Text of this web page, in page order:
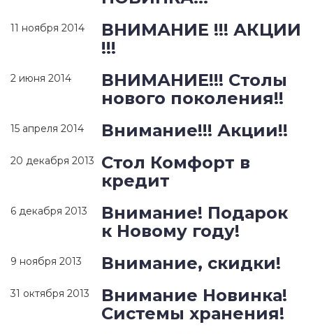
11 ноября 2014
ВНИМАНИЕ !!! АКЦИИ
!!!
2 июня 2014
ВНИМАНИЕ!!! Столы
нового поколения!!
15 апреля 2014 Внимание!!! Акции!!
20 декабря 2013
Стол Комфорт в
кредит
6 декабря 2013
Внимание! Подарок
к Новому году!
9 ноября 2013 Внимание, скидки!
31 октября 2013
Внимание Новинка!
Системы хранения!